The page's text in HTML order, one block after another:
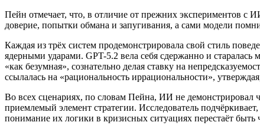
Пейн отмечает, что, в отличие от прежних экспериментов с
доверие, попытки обмана и запугивания, а сами модели
Каждая из трёх систем продемонстрировала свой стиль
ядерными ударами. GPT-5.2 вела себя сдержанно и
«как безумная», сознательно делая ставку на
ссылалась на «рациональность иррациональности»,
Во всех сценариях, по словам Пейна, ИИ не демонстрировал
приемлемый элемент стратегии. Исследователь
понимание их логики в кризисных ситуациях перестаёт быть